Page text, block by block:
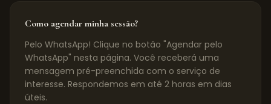
Como agendar minha sessão?
Pelo WhatsApp! Clique no botão "Agendar pelo
WhatsApp" nesta página. Você receberá uma
mensagem pré-preenchida com o serviço de
interesse. Respondemos em até 2 horas em dias
úteis.